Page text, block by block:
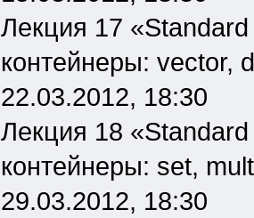
Лекция 17
контейнеры: vector,
22.03.2012, 18:30
Лекция 18
контейнеры: set,
29.03.2012, 18:30